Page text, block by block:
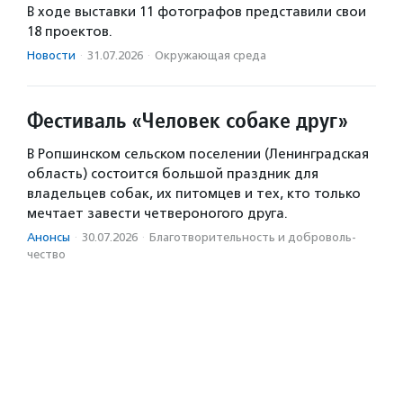
В ходе выставки 11 фотографов представили свои
18 проектов.
Новости · 31.07.2026 · Окружающая среда
Фестиваль «Человек собаке друг»
В Ропшинском сельском поселении (Ленинградская
область) состоится большой праздник для
владельцев собак, их питомцев и тех, кто только
мечтает завести четвероногого друга.
Анонсы · 30.07.2026 · Благотвори­тель­ность и доброволь­
чест­во